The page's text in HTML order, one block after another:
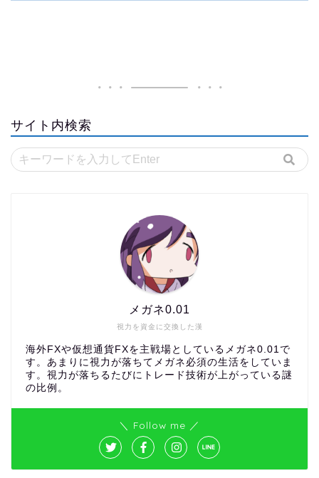
サイト内検索
視力を資金に交換した漢
メガネ0.01
海外FXや仮想通貨FXを主戦場としているメガネ0.01で
す。あまりに視力が落ちてメガネ必須の生活をしていま
す。視力が落ちるたびにトレード技術が上がっている謎
の比例。
＼ Follow me ／